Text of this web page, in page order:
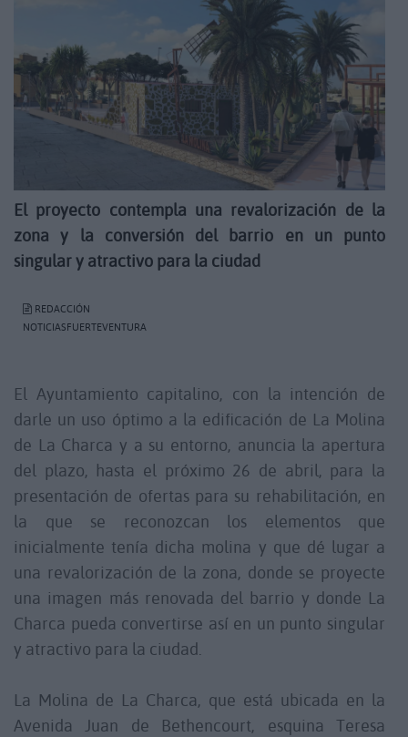
El proyecto contempla una revalorización de la
zona y la conversión del barrio en un punto
singular y atractivo para la ciudad
REDACCIÓN
NOTICIASFUERTEVENTURA
El Ayuntamiento capitalino, con la intención de
darle un uso óptimo a la edificación de La Molina
de La Charca y a su entorno, anuncia la apertura
del plazo, hasta el próximo 26 de abril, para la
presentación de ofertas para su rehabilitación, en
la que se reconozcan los elementos que
inicialmente tenía dicha molina y que dé lugar a
una revalorización de la zona, donde se proyecte
una imagen más renovada del barrio y donde La
Charca pueda convertirse así en un punto singular
y atractivo para la ciudad.
La Molina de La Charca, que está ubicada en la
Avenida Juan de Bethencourt, esquina Teresa